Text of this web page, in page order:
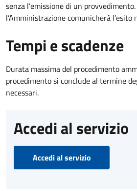
senza l’emissione di un
l’Amministrazione comunicherà l’esito
Tempi e scadenze
Durata massima del procedimento
procedimento si conclude al termine
necessari.
Accedi al servizio
Accedi al servizio